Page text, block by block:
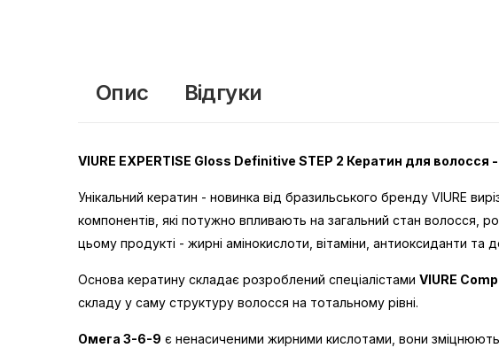
Опис Відгуки
VIURE EXPERTISE Gloss Definitive STEP 2 Кератин для
Унікальний кератин - новинка від бразильського бренду VIURE
компонентів, які потужно впливають на загальний стан волосся,
цьому продукті - жирні амінокислоти, вітаміни, антиоксиданти та
Основа кератину складає розроблений спеціалістами VIURE
складу у саму структуру волосся на тотальному рівні.
Омега 3-6-9 є ненасиченими жирними кислотами, вони